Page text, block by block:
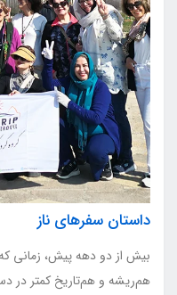
داستان سفرهای ناز
بیش از دو دهه پیش، زمانی
هم‌ریشه و هم‌تاریخ کمتر در